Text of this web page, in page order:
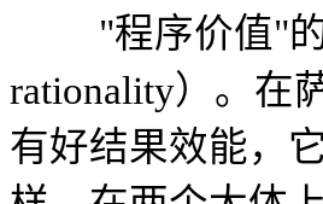
"程序价值"的
rationality）。在
有好结果效能，